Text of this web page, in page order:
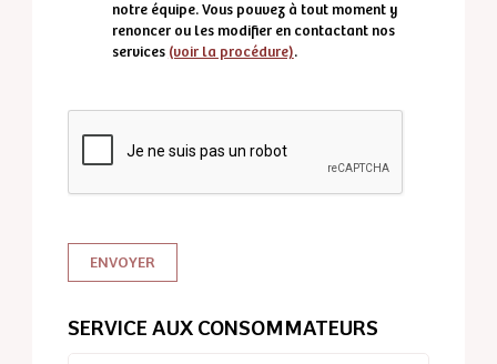
notre équipe. Vous pouvez à tout moment y
renoncer ou les modifier en contactant nos
services (voir la procédure).
SERVICE AUX CONSOMMATEURS